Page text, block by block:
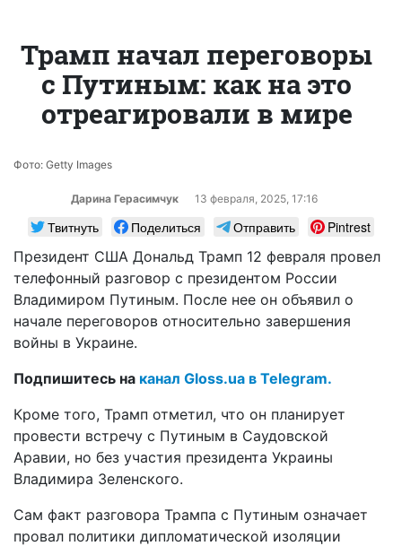
Трамп начал переговоры
с Путиным: как на это
отреагировали в мире
Фото: Getty Images
Дарина Герасимчук 13 февраля, 2025, 17:16
Твитнуть Поделиться Отправить
Pintrest
Президент США Дональд Трамп 12 февраля провел
телефонный разговор с президентом России
Владимиром Путиным. После нее он объявил о
начале переговоров относительно завершения
войны в Украине.
Подпишитесь на канал Gloss.ua в Telegram.
Кроме того, Трамп отметил, что он планирует
провести встречу с Путиным в Саудовской
Аравии, но без участия президента Украины
Владимира Зеленского.
Сам факт разговора Трампа с Путиным означает
провал политики дипломатической изоляции